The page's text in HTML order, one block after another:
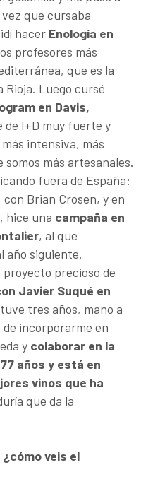
que cursaba
hacer Enología en
profesores más
que es la
Rioja. Luego cursé
en Davis,
de I+D muy fuerte y
intensiva, más
más artesanales.
fuera de España:
Brian Crosen, y en
hice una campaña en
, al que
año siguiente.
precioso de
Javier Suqué en
tres años, mano a
incorporarme en
y colaborar en la
años y está en
vinos que ha
que da la
veis el